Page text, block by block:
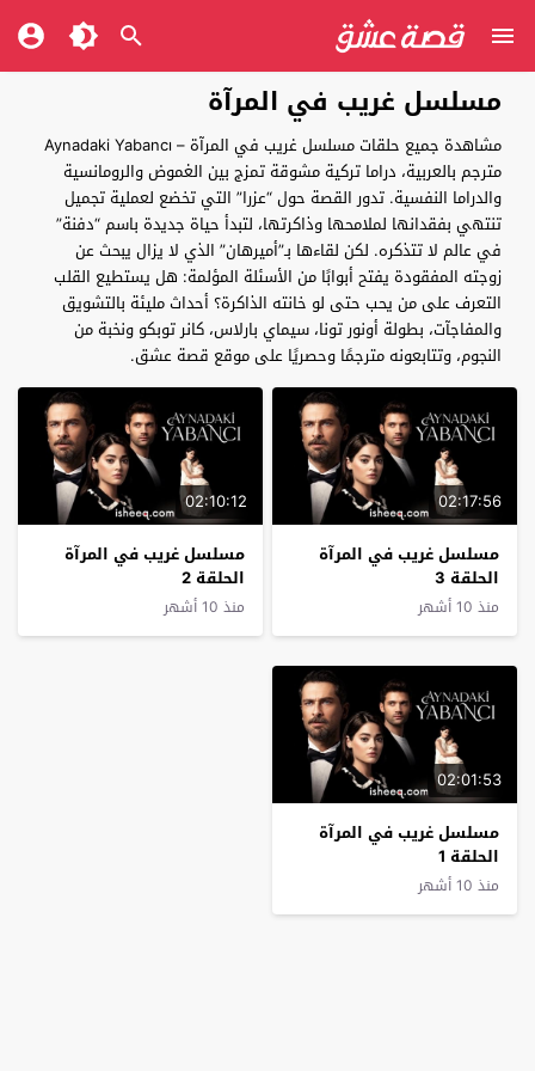
مسلسل غريب في المرآة
مشاهدة جميع حلقات مسلسل غريب في المرآة – Aynadaki Yabancı
مترجم بالعربية، دراما تركية مشوقة تمزج بين الغموض والرومانسية
والدراما النفسية. تدور القصة حول “عزرا” التي تخضع لعملية تجميل
تنتهي بفقدانها لملامحها وذاكرتها، لتبدأ حياة جديدة باسم “دفنة”
في عالم لا تتذكره. لكن لقاءها بـ”أميرهان” الذي لا يزال يبحث عن
زوجته المفقودة يفتح أبوابًا من الأسئلة المؤلمة: هل يستطيع القلب
التعرف على من يحب حتى لو خانته الذاكرة؟ أحداث مليئة بالتشويق
والمفاجآت، بطولة أونور تونا، سيماي بارلاس، كانر توبكو ونخبة من
النجوم، وتتابعونه مترجمًا وحصريًا على موقع قصة عشق.
02:17:56
مسلسل غريب في المرآة
الحلقة 3
منذ 10 أشهر
02:10:12
مسلسل غريب في المرآة
الحلقة 2
منذ 10 أشهر
02:01:53
مسلسل غريب في المرآة
الحلقة 1
منذ 10 أشهر